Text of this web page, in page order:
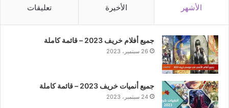
الأشهر الأخيرة تعليقات
جميع أفلام خريف 2023 – قائمة كاملة
26 سبتمبر، 2023
جميع أنميات خريف 2023 – قائمة كاملة
24 سبتمبر، 2023